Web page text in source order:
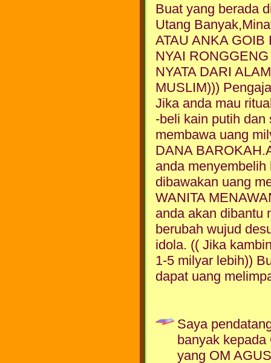
Buat yang berada
Utang
ATAU ANKA GOIB
NYAI
NYATA DARI
MUSLIM)))
Jika anda mau
-beli kain putih dan
membawa uang
DANA
anda
dibawakan uang
WANITA
anda akan dibantu
berubah wujud
idola. (( Jika
1-5 milyar lebih))
dapat uang
Saya
banyak
yang OM